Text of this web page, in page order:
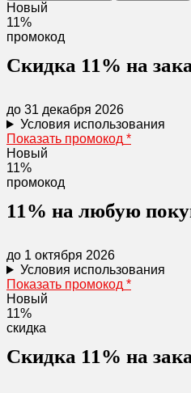
Новый
11%
промокод
Скидка 11% на
до 31 декабря 2026
Условия использования
Показать промокод *
Новый
11%
промокод
11% на любую
до 1 октября 2026
Условия использования
Показать промокод *
Новый
11%
скидка
Скидка 11% на